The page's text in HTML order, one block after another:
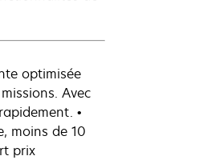
optimisée
Avec
•
moins de 10
prix